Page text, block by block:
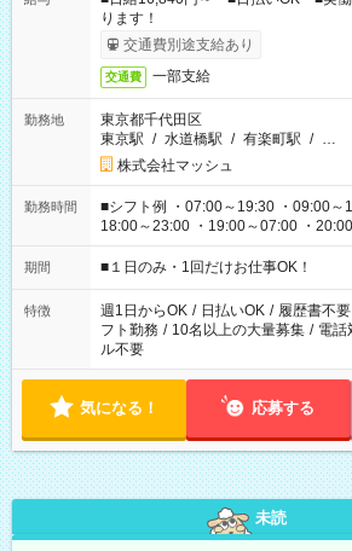
ります！
交通費別途支給あり
交通費 一部支給
勤務地
東京都千代田区
東京駅 / 水道橋駅 / 有楽町駅 / …
株式会社マッシュ
勤務時間
■シフト例 ・07:00～19:30 ・09:00～
18:00～23:00 ・19:00～07:00 ・
etc ★最短で3時間で5,120円のお仕事から 15時間で2万円近く稼
げるお仕事も！ ご希望のお時間に合わせてご紹介！ ※シフトは
ください！
期間 ■１日のみ・1回だけお仕事OK！
特徴 週1日からOK / 日払いOK / 履歴書不要
フト勤務 / 10名以上の大量募集 / 電話
ル不要
気になる！ 応募する
未読